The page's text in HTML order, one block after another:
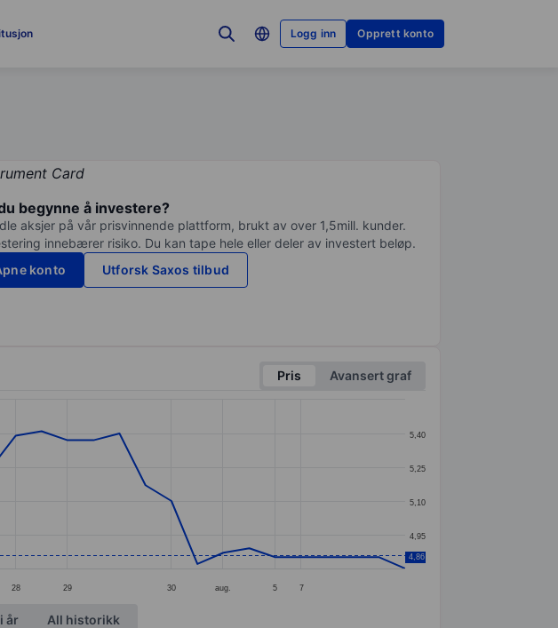
Logg inn Opprett konto
begynne å investere?
aksjer på vår prisvinnende plattform, brukt av over 1,5mill. kunder.
innebærer risiko. Du kan tape hele eller deler av investert beløp.
konto
Utforsk Saxos tilbud
Pris
Avansert graf
28 29 30 aug. 5 7
4,95
5,10
5,25
5,40
4,86
år All historikk